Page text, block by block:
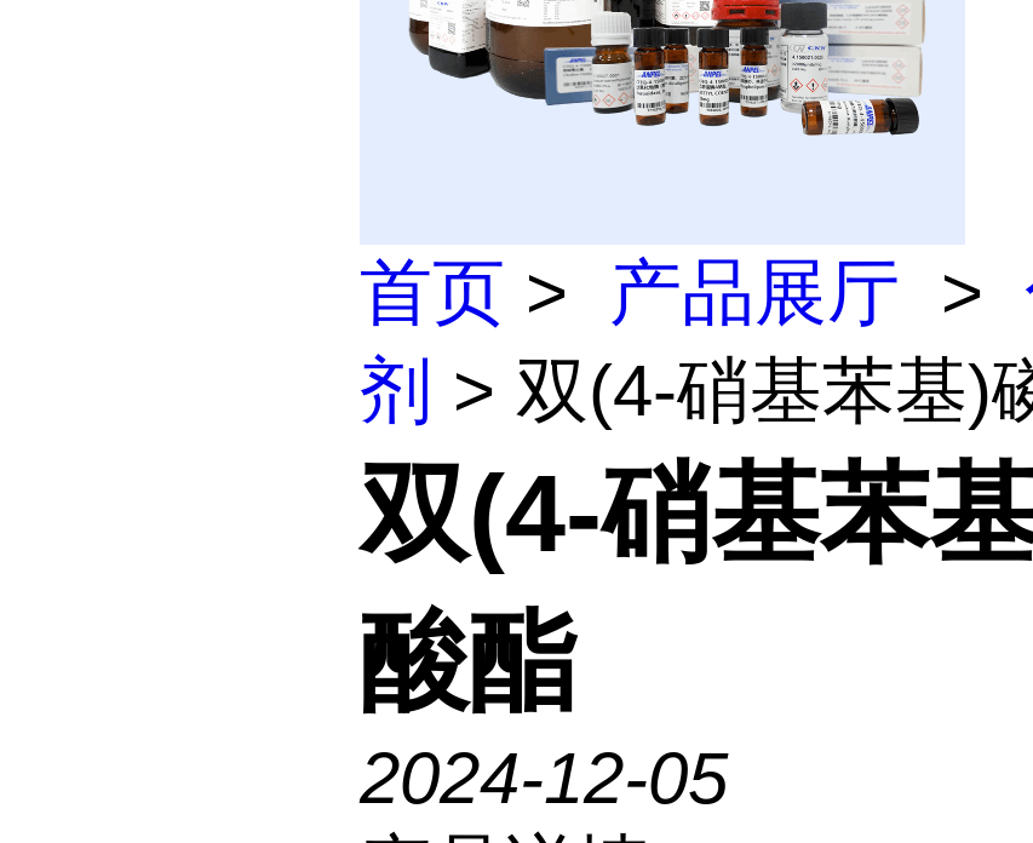
首页 > 产品展厅 >
剂 > 双(4-硝基苯基)
双(4-硝基苯
酸酯
2024-12-05